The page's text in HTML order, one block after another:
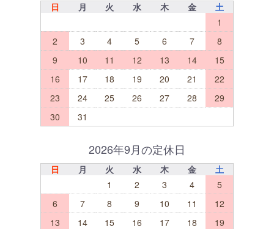
日 月 火 水 木 金
土
1
2
3 4 5 6 7
8
9
10 11 12 13 14
15
16
17 18 19 20 21
22
23
24 25 26 27 28
29
30
31
2026年9月の定休日
日 月 火 水 木 金
土
1
2 3 4
5
6
7 8 9 10 11
12
13
14 15 16 17 18
19